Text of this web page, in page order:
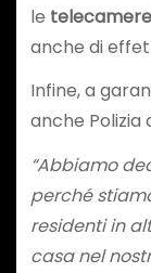
le
anche di
Infine, a
anche Polizia
“Abbiamo
perché
residenti in
casa nel